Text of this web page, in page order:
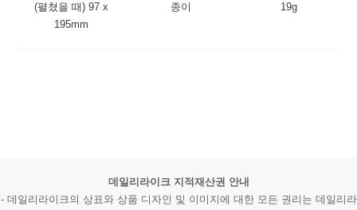
(펼쳤을 때) 97 x
195mm
종이 19g
데일리라이크 지적재산권 안내
- 데일리라이크의 상표와 상품 디자인 및 이미지에 대한 모든 권리는 데일리라